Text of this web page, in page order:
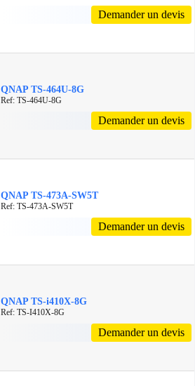
Demander un devis
QNAP TS-464U-8G
Ref: TS-464U-8G
Demander un devis
QNAP TS-473A-SW5T
Ref: TS-473A-SW5T
Demander un devis
QNAP TS-i410X-8G
Ref: TS-I410X-8G
Demander un devis